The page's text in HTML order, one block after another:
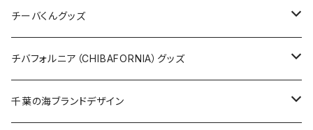
クリアファイル
Tシャツ
キャップ
ステッカー
缶バッジ
キーホルダー
バッグ
ステッカー
缶バッジ
ステッカー
ステッカー大
缶バッジ
缶バッジ32mm
缶バッジ54mm
エコバッグ
JAGUARさんコラボグッズ
Tシャツ
ステッカー
缶バッジ
チーバくんグッズ
Tシャツ
キャップ
チバフォルニア（CHIBAFORNIA）グッズ
Tシャツ
千葉の海ブランドデザイン